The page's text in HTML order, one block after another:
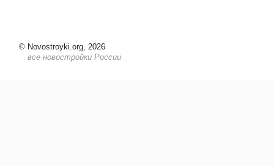
© Novostroyki.org, 2026
все новостройки России